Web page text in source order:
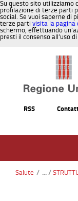
Su questo sito utilizziamo
profilazione di terze parti
social. Se vuoi saperne di
terze parti visita la pagina
schermo, effettuando
presti il consenso all’uso
RSS
Salute /